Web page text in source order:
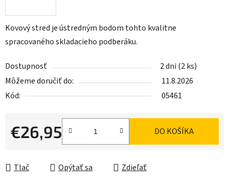
Kovový stred je ústredným bodom tohto kvalitne
spracovaného skladacieho podberáku.
Dostupnosť 2 dni (2 ks)
Môžeme doručiť do:
11.8.2026
Kód:
05461
€26,95
Jednotková cena:
DO KOŠÍKA
Tlač Opýtať sa Zdieľať